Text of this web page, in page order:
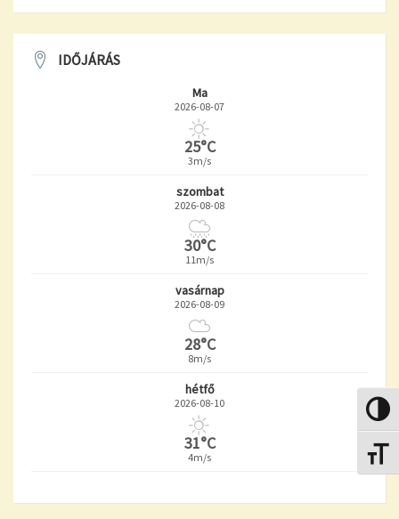
IDŐJÁRÁS
Ma
2026-08-07
25°C
3m/s
szombat
2026-08-08
30°C
11m/s
vasárnap
2026-08-09
28°C
8m/s
hétfő
2026-08-10
31°C
4m/s